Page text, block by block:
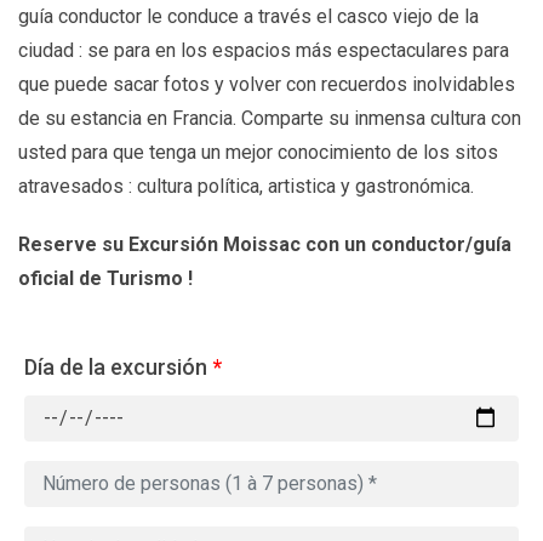
guía conductor le conduce a través el casco viejo de la
ciudad : se para en los espacios más espectaculares para
que puede sacar fotos y volver con recuerdos inolvidables
de su estancia en Francia. Comparte su inmensa cultura con
usted para que tenga un mejor conocimiento de los sitos
atravesados : cultura política, artistica y gastronómica.
Reserve su Excursión Moissac con un conductor/guía
oficial de Turismo !
Día de la excursión *